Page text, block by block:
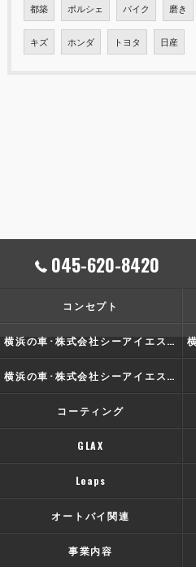
都築 ポルシェ バイク 磨き
キズ ホンダ トヨタ 日産
045-620-8420
コンセプト
横浜の車･株式会社シーアイエスの口コミ情報
横浜の車･株式会社シーアイエスのお客様の声
コーティング
GLAX
Leaps
オートバイ関連
事業内容